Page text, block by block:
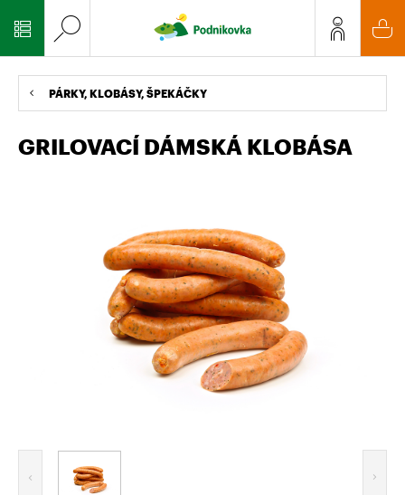
PÁRKY, KLOBÁSY, ŠPEKÁČKY
GRILOVACÍ DÁMSKÁ KLOBÁSA